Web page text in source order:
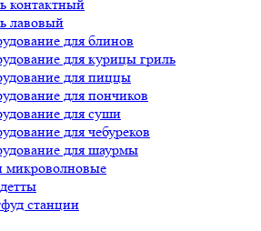
контактный
лавовый
для блинов
для курицы гриль
для пиццы
для пончиков
для суши
для чебуреков
для шаурмы
микроволновые
станции